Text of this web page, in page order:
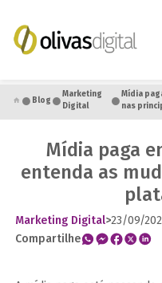
● Blog ●Marketing
Digital
●Mídia
nas
Mídia paga
entenda as
Marketing Digital>23/09/
Compartilhe